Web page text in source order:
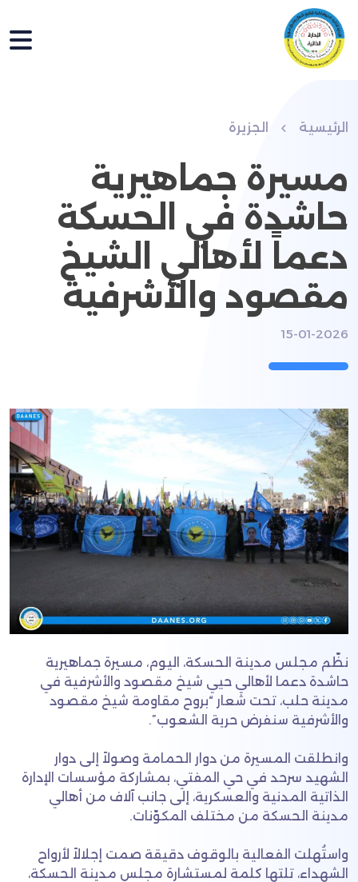
الرئيسية الجزيرة
مسيرة جماهيرية
حاشدة في الحسكة
دعماً لأهالي الشيخ
مقصود والأشرفية
15-01-2026
نظّم مجلس مدينة الحسكة، اليوم، مسيرة جماهيرية
حاشدة دعما لأهالي حيي شيخ مقصود والأشرفية في
مدينة حلب، تحت شعار “بروح مقاومة شيخ مقصود
والأشرفية سنفرض حرية الشعوب”.
وانطلقت المسيرة من دوار الحمامة وصولاً إلى دوار
الشهيد سرحد في حي المفتي، بمشاركة مؤسسات الإدارة
الذاتية المدنية والعسكرية، إلى جانب آلاف من أهالي
مدينة الحسكة من مختلف المكوّنات.
واستُهلت الفعالية بالوقوف دقيقة صمت إجلالاً لأرواح
الشهداء، تلتها كلمة لمستشارة مجلس مدينة الحسكة،